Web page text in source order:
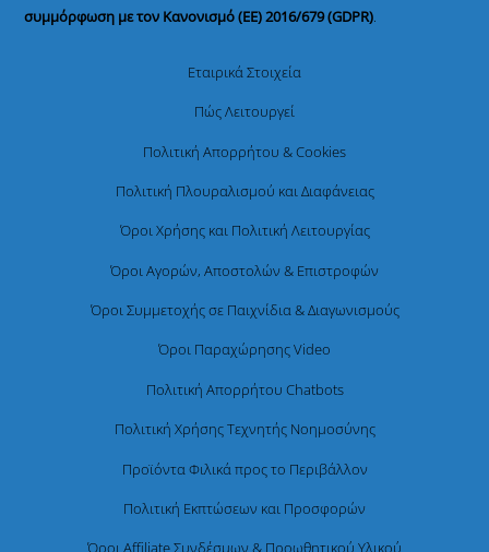
συμμόρφωση με τον Κανονισμό (ΕΕ) 2016/679 (GDPR).
Εταιρικά Στοιχεία
Πώς Λειτουργεί
Πολιτική Απορρήτου & Cookies
Πολιτική Πλουραλισμού και Διαφάνειας
Όροι Χρήσης και Πολιτική Λειτουργίας
Όροι Αγορών, Αποστολών & Επιστροφών
Όροι Συμμετοχής σε Παιχνίδια & Διαγωνισμούς
Όροι Παραχώρησης Video
Πολιτική Απορρήτου Chatbots
Πολιτική Χρήσης Τεχνητής Νοημοσύνης
Προϊόντα Φιλικά προς το Περιβάλλον
Πολιτική Εκπτώσεων και Προσφορών
Όροι Affiliate Συνδέσμων & Προωθητικού Υλικού